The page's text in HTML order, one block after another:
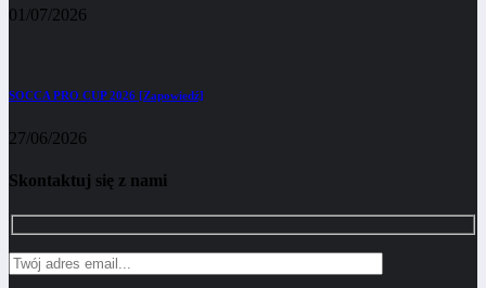
01/07/2026
SOCCA PRO CUP 2026 [Zapowiedź]
27/06/2026
Skontaktuj się z nami